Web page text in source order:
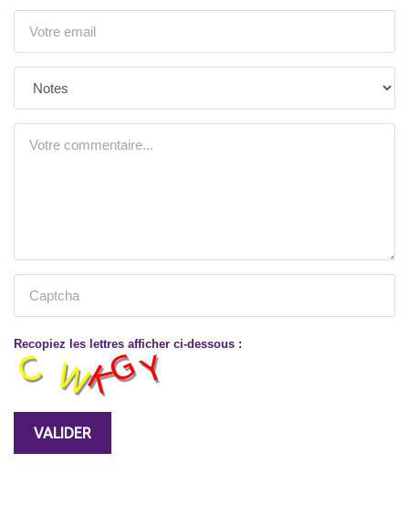
Recopiez les lettres afficher ci-dessous :